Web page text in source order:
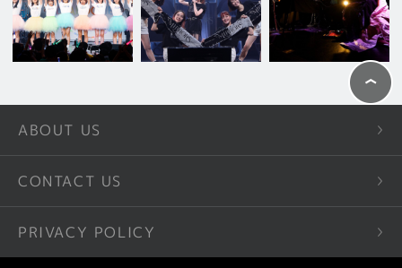
ABOUT US
CONTACT US
PRIVACY POLICY